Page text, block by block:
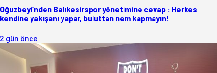
Oğuzbeyi’nden Balıkesirspor yönetimine cevap : Herkes
kendine yakışanı yapar, buluttan nem kapmayın!
2 gün önce